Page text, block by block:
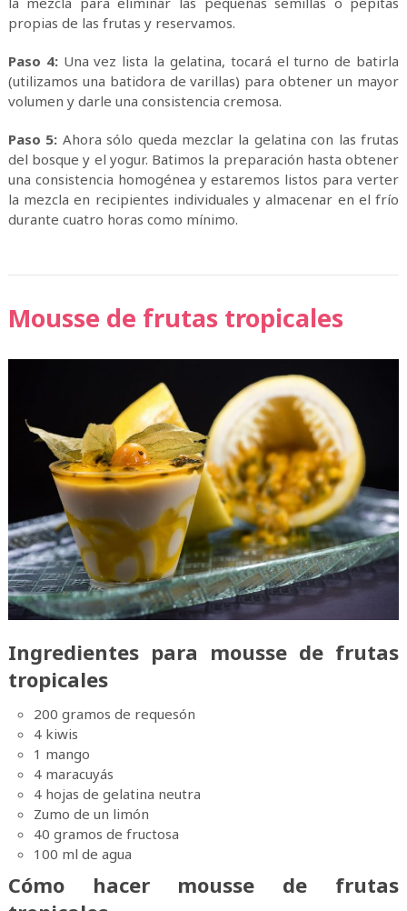
propias de las frutas y reservamos.
Paso 4:Una vez lista la gelatina, tocará el turno de batirla
(utilizamos una batidora de varillas) para obtener un mayor
volumen y darle una consistencia cremosa.
Paso 5: Ahora sólo queda mezclar la gelatina con las frutas
del bosque y el yogur. Batimos la preparación hasta obtener
una consistencia homogénea y estaremos listos para verter
la mezcla en recipientes individuales y almacenar en el frío
durante cuatro horas como mínimo.
Mousse de frutas tropicales
Ingredientes para mousse de frutas
tropicales
200 gramos de requesón
4 kiwis
1 mango
4 maracuyás
4 hojas de gelatina neutra
Zumo de un limón
40 gramos de fructosa
100 ml de agua
Cómo hacer mousse de frutas